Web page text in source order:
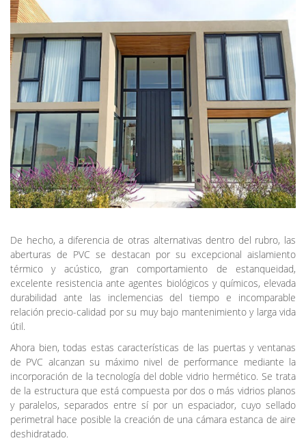
De hecho, a diferencia de otras alternativas dentro del rubro, las
aberturas de PVC se destacan por su excepcional aislamiento
térmico y acústico, gran comportamiento de estanqueidad,
excelente resistencia ante agentes biológicos y químicos, elevada
durabilidad ante las inclemencias del tiempo e incomparable
relación precio-calidad por su muy bajo mantenimiento y larga vida
útil.
Ahora bien, todas estas características de las puertas y ventanas
de PVC alcanzan su máximo nivel de performance mediante la
incorporación de la tecnología del doble vidrio hermético. Se trata
de la estructura que está compuesta por dos o más vidrios planos
y paralelos, separados entre sí por un espaciador, cuyo sellado
perimetral hace posible la creación de una cámara estanca de aire
deshidratado.